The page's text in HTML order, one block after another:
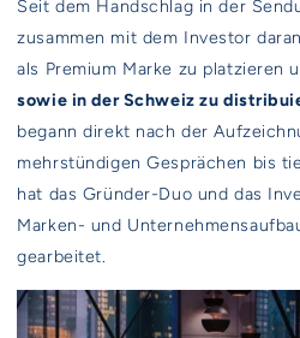
Seit dem Handschlag in der
zusammen mit dem Investor
als Premium Marke zu platzieren
sowie in der Schweiz zu
begann direkt nach der
mehrstündigen Gesprächen bis
hat das Gründer-Duo und das
Marken- und
gearbeitet.